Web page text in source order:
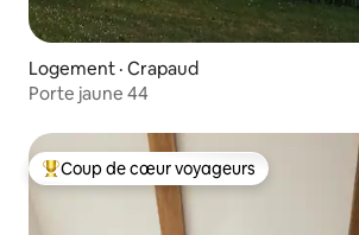
Logement · Crapaud
Porte jaune 44
Coup de cœur voyageurs parmi les plus
Coup de cœur voyageurs